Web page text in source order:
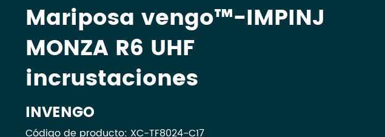
Mariposa vengo™-IMPINJ
MONZA R6 UHF
incrustaciones
INVENGO
Código de producto: XC-TF8024-C17